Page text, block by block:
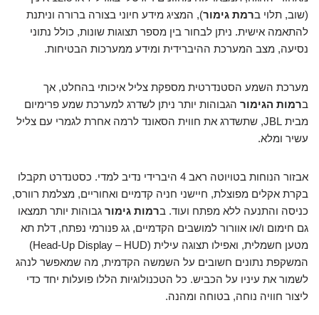
(שוב, תלוי ברמת גימור), המציג מידע חיוני בצורה ברורה וניתנת
להתאמה אישית. ניתן לבחור בין מספר תצוגות שונות, כולל נתוני
נסיעה, מצב המערכת ההיברידית ומידע ממערכות הבטיחות.
מערכת השמע הסטנדרטית מספקת צליל איכותי בהחלט, אך
ברמות הגימור הגבוהות יותר ניתן לשדרג למערכת שמע פרימיום
מבית JBL, שתשדרג את חווית הסאונד לרמה אחרת לגמרי עם צליל
עשיר ומלא.
אבזור הנוחות בטויוטה ראב 4 היברידי נדיב למדי. כסטנדרט תקבלו
בקרת אקלים מפוצלת, חיישני חניה קדמיים ואחוריים, מצלמת רוורס,
כניסה והתנעה ללא מפתח ועוד. ברמות גימור גבוהות יותר תמצאו
גם חימום ו/או אוורור למושבים הקדמיים, גג פנורמי נפתח, דלת תא
מטען חשמלית, ואפילו תצוגה עילית (Head-Up Display – HUD)
המשקפת נתונים חשובים על השמשה הקדמית, מה שמאפשר לנהג
לשמור את עיניו על הכביש. כל הטכנולוגיות הללו פועלות יחד כדי
ליצור חוויה נוחה, בטוחה ומהנה.